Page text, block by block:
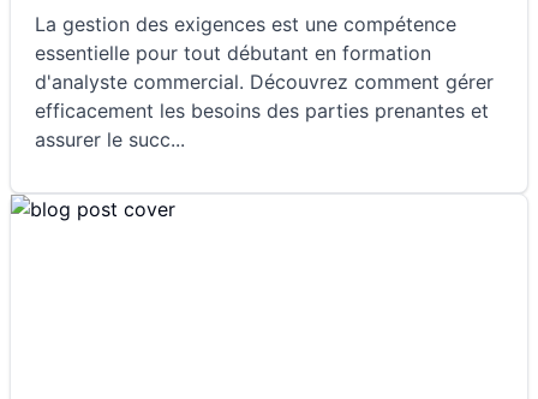
La gestion des exigences est une compétence
essentielle pour tout débutant en formation
d'analyste commercial. Découvrez comment gérer
efficacement les besoins des parties prenantes et
assurer le succ...